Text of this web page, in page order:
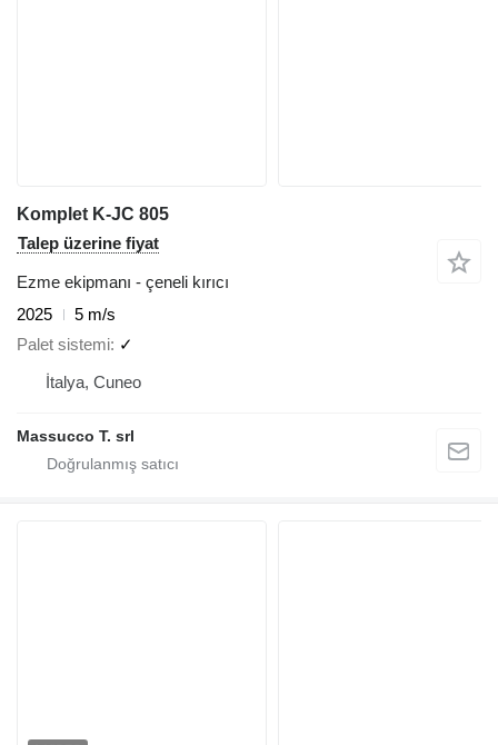
Komplet K-JC 805
Talep üzerine fiyat
Ezme ekipmanı - çeneli kırıcı
2025
5 m/s
Palet sistemi ✓
İtalya, Cuneo
Massucco T. srl